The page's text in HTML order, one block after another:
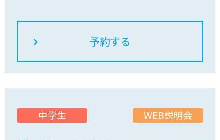
WEB説明会
中学生